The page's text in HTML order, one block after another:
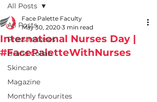
All Posts
Press releases
Brand Collab
Skincare
Magazine
Monthly favourites
All Posts
International Nurses Day |
#FacePaletteWithNurses
Face Palette Faculty
May 30, 2020 3 min read